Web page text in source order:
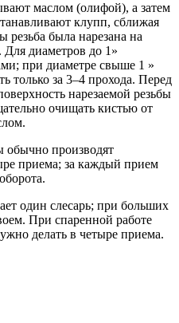
маслом (олифой), а затем
клупп, сближая
резьба была нарезана на
диаметров до 1»
при диаметре свыше 1 »
только за 3–4 прохода. Перед
нарезаемой резьбы
очищать кистью от
обычно производят
приема; за каждый прием
один слесарь; при больших
При спаренной работе
делать в четыре приема.